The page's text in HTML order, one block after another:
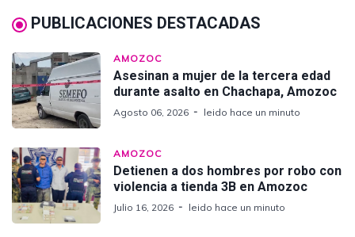
PUBLICACIONES DESTACADAS
AMOZOC
Asesinan a mujer de la tercera edad
durante asalto en Chachapa, Amozoc
Agosto 06, 2026 leido hace un minuto
AMOZOC
Detienen a dos hombres por robo con
violencia a tienda 3B en Amozoc
Julio 16, 2026 leido hace un minuto